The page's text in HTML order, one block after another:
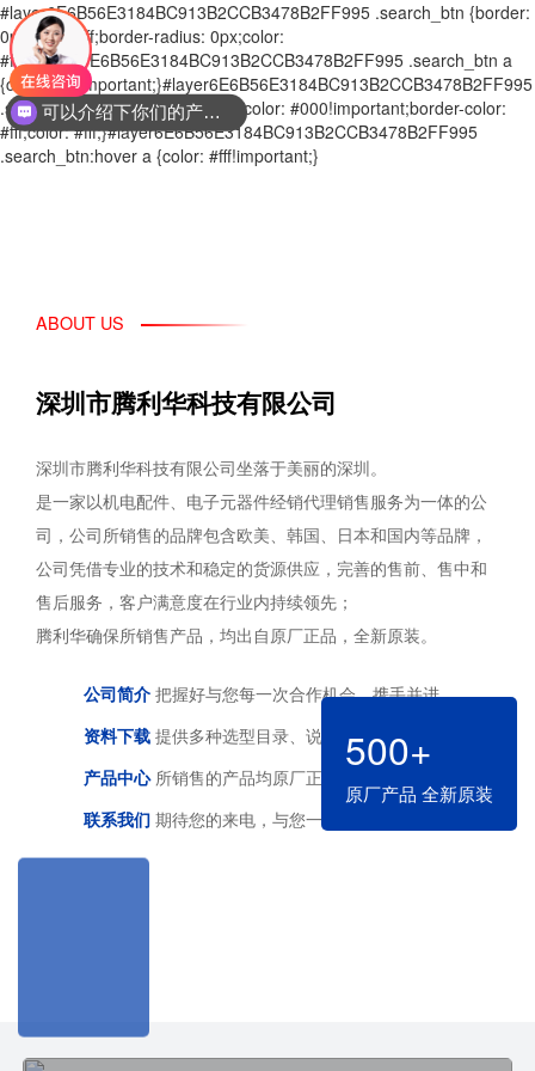
#layer6E6B56E3184BC913B2CCB3478B2FF995 .search_btn {border:
0px solid #fff;border-radius: 0px;color:
#fff;}#layer6E6B56E3184BC913B2CCB3478B2FF995 .search_btn a
{color: #fff!important;}#layer6E6B56E3184BC913B2CCB3478B2FF995
.search_btn:hover {background-color: #000!important;border-color:
#fff;color: #fff;}#layer6E6B56E3184BC913B2CCB3478B2FF995
.search_btn:hover a {color: #fff!important;}
ABOUT US
深圳市腾利华科技有限公司
深圳市腾利华科技有限公司坐落于美丽的深圳。
是一家以机电配件、电子元器件经销代理销售服务为一体的公
司，公司所销售的品牌包含欧美、韩国、日本和国内等品牌，
公司凭借专业的技术和稳定的货源供应，完善的售前、售中和
售后服务，客户满意度在行业内持续领先；
腾利华确保所销售产品，均出自原厂正品，全新原装。
公司简介 把握好与您每一次合作机会，携手并进
资料下载 提供多种选型目录、说明书供您下载
产品中心 所销售的产品均原厂正品，全新原装
联系我们 期待您的来电，与您一起共同发展
500+
原厂产品 全新原装
可以介绍下你们的产品么